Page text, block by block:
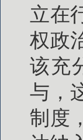
立在
权政
该充
与，
制度